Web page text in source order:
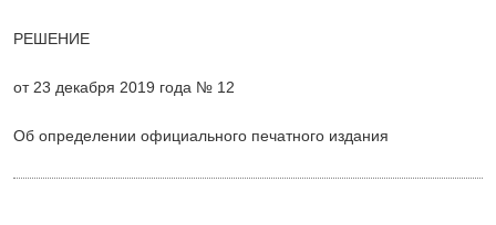
РЕШЕНИЕ
от 23 декабря 2019 года № 12
Об определении официального печатного издания